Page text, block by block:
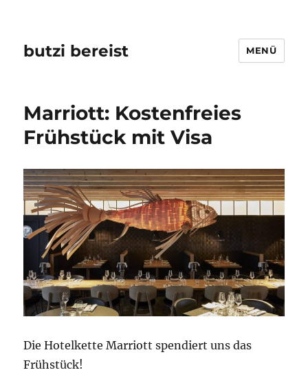
butzi bereist MENÜ
Marriott: Kostenfreies
Frühstück mit Visa
Die Hotelkette Marriott spendiert uns das
Frühstück!